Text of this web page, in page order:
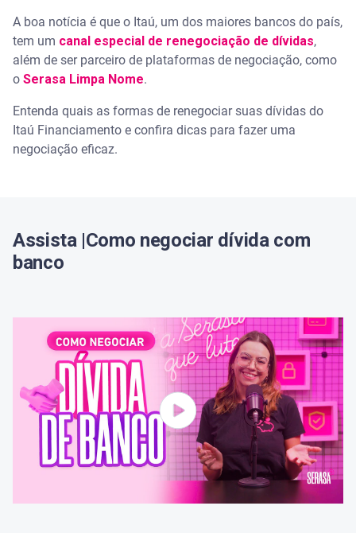
Pelo site Renegociação Itaú
Pelo app do Itaú (para correntistas)
Pelo WhatsApp
Pela Central de Atendimento
Itaú Financiamentos: quitação vale a pena?
Avalie sua situação financeira antes de negociar
Escolha a melhor forma de pagamento
Leia atentamente os termos do acordo
O que acontece se eu não pagar o financiamento
do Itaú?
A boa notícia é que o Itaú, um dos maiores bancos do país,
tem um canal especial de renegociação de dívidas,
além de ser parceiro de plataformas de negociação, como
o Serasa Limpa Nome.
Entenda quais as formas de renegociar suas dívidas do
Itaú Financiamento e confira dicas para fazer uma
negociação eficaz.
Assista |Como negociar dívida com
banco